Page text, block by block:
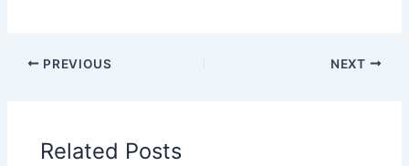
PREVIOUS NEXT
Related Posts